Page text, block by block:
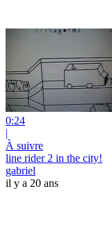
0:24
|
À suivre
line rider 2 in the city!
gabriel
il y a 20 ans